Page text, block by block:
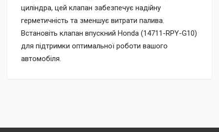
циліндра, цей клапан забезпечує надійну
герметичність та зменшує витрати палива.
Встановіть клапан впускний Honda (14711-RPY-G10)
для підтримки оптимальної роботи вашого
автомобіля.